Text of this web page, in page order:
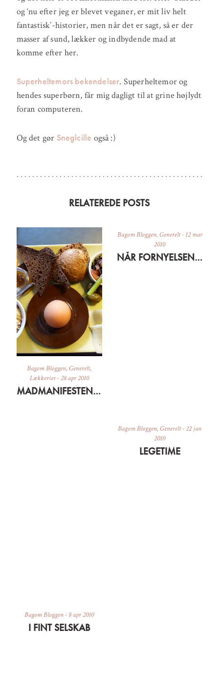
og ‘nu efter jeg er blevet veganer, er mit liv helt
fantastisk’-historier, men når det er sagt, så er der
masser af sund, lækker og indbydende mad at
komme efter her.
Superheltemors bekendelser. Superheltemor og
hendes superbørn, får mig dagligt til at grine højlydt
foran computeren.
Og det gør Sneglcille også :)
RELATEREDE POSTS
Bagom Bloggen,Generelt,
Lækkerier-28 apr 2010
MADMANIFESTEN OG LIDT OM AT VÆRE BAGUD
Bagom Bloggen, Generelt- 12 mar
2010
NÅR FORNYELSENS FORKÆMPERE BLIVER KONSERVATIVE
Bagom Bloggen,Generelt-22 jan
2010
LEGETIME
Bagom Bloggen-8 apr 2010
I FINT SELSKAB